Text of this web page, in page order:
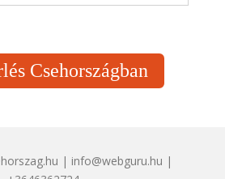
Csehországban
| info@webguru.hu |